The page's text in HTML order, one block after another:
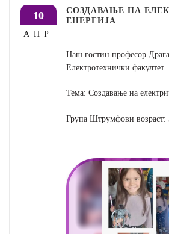
10
АПР
СОЗДАВАЊЕ НА
ЕНЕРГИЈА
Наш гостин професор
Електротехнички факултет
Тема: Создавање на
Група Штрумфови возраст: